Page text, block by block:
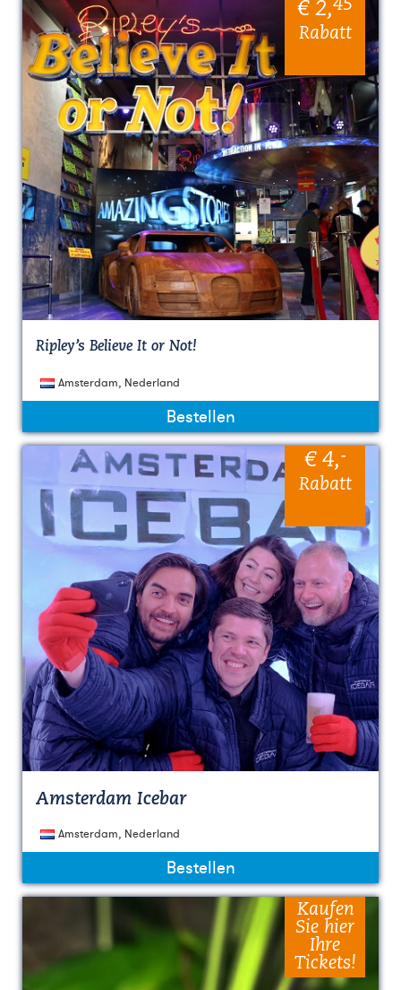
€ 2,45
Rabatt
Ripley’s Believe It or Not!
Amsterdam, Nederland
Bestellen
€ 4,-
Rabatt
Amsterdam Icebar
Amsterdam, Nederland
Bestellen
Kaufen
Sie hier
Ihre
Tickets!